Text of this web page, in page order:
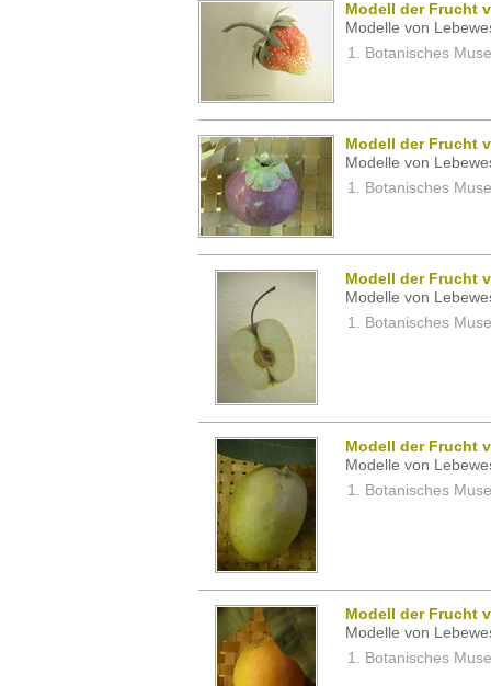
Modell der Frucht
Modelle von
Botanisches
Modell der Frucht
Modelle von
Botanisches
Modell der Frucht
Modelle von
Botanisches
Modell der Frucht
Modelle von
Botanisches
Modell der Frucht
Modelle von
Botanisches